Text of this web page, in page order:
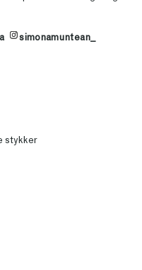
simonamuntean_
stykker